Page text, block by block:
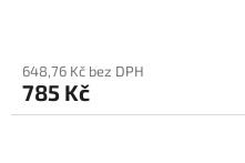
648,76 Kč bez DPH
785 Kč